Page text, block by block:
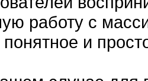
работу с
понятное и